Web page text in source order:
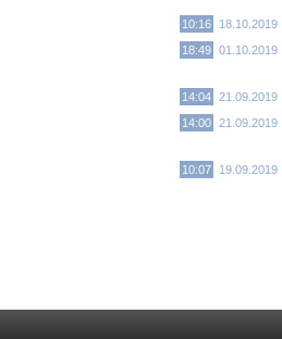
10:16
18.10.2019
18:49 01.10.2019
14:04 21.09.2019
14:00 21.09.2019
10:07
19.09.2019